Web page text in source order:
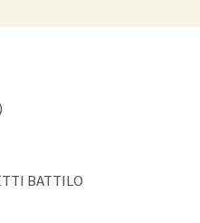
BATTILORO